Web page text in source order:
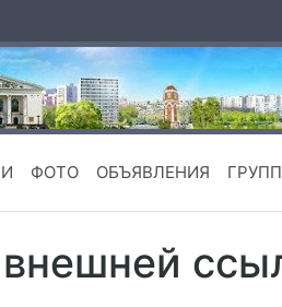
ФОТО ОБЪЯВЛЕНИЯ